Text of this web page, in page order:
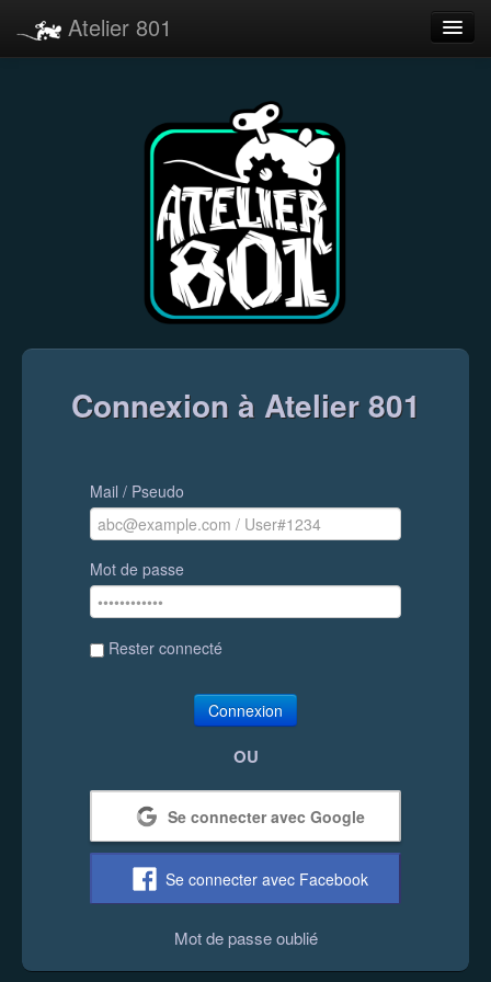
Atelier 801
Connexion à Atelier 801
Mail / Pseudo
Mot de passe
Rester connecté
Connexion
OU
Se connecter avec Google
Se connecter avec Facebook
Mot de passe oublié